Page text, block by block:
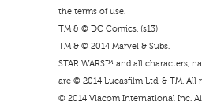
the terms of use.
TM & © DC Comics. (s13)
TM & © 2014 Marvel & Subs.
STAR WARS™ and all characters,
are © 2014 Lucasfilm Ltd. & TM. All
© 2014 Viacom International Inc.